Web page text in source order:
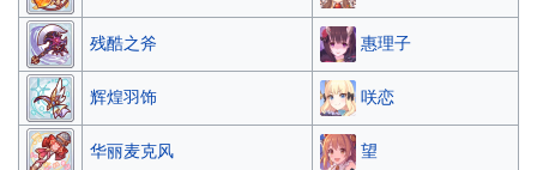
残酷之斧 惠理子
辉煌羽饰 咲恋
华丽麦克风 望